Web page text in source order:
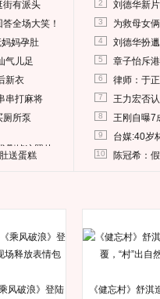
街有派头
全场大笑！
妈孕肚
气儿足
新衣
串打麻将
厕所泵
删掉这照片
送蛋糕
2 刘德华新
3 为救母女
4 刘德华扮
5 章子怡斥
6 律师：于
7 王力宏否
8 王刚自曝7
9 台媒:40岁
10 陈冠希：
风破浪》登陆
《健忘村》舒淇